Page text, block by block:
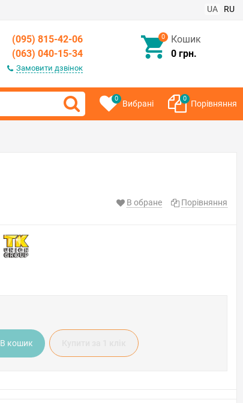
UA RU
(095) 815-42-06
(063) 040-15-34
Замовити дзвінок
0
Кошик
0 грн.
0 Вибрані 0 Порівняння
В обране Порівняння
В кошик